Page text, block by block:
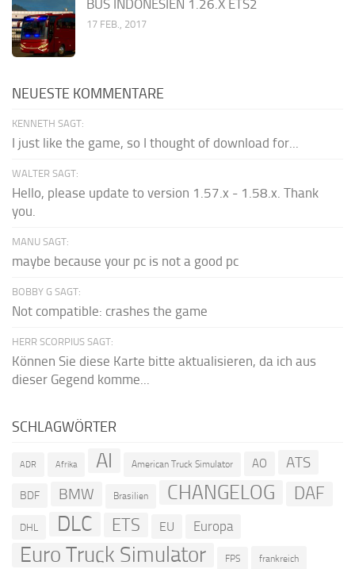
BUS INDONESIEN 1.26.X ETS2
17 FEB., 2017
NEUESTE KOMMENTARE
KENNETH SAGT:
I just like the game, so I thought of download for...
WALTER SAGT:
Hello, please update to version 1.57.x - 1.58.x. Thank
you.
MANU SAGT:
maybe because your pc is not a good pc
BOBBY G SAGT:
Not compatible: crashes the game
HERR SCORPIUS SAGT:
Können Sie diese Karte bitte aktualisieren, da ich aus
dieser Gegend komme...
SCHLAGWÖRTER
ADR Afrika AI American Truck Simulator AO ATS
BDF BMW Brasilien CHANGELOG DAF
DHL DLC ETS EU Europa
Euro Truck Simulator FPS frankreich